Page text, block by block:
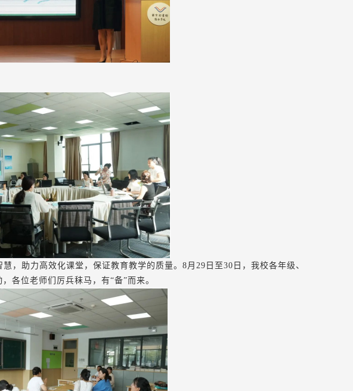
，助力高效化课堂，保证教育教学的质量。 8月29日至30日，我校各年级、
各位老师们厉兵秣马，有“备”而来。